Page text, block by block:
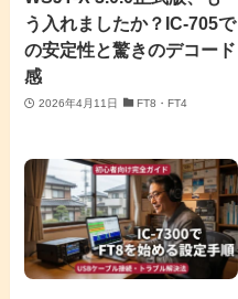
う入れましたか？IC-705で
の安定性と驚きのデコード
感
2026年4月11日 FT8・FT4